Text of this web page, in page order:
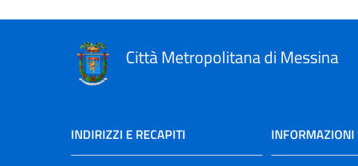
Città Metropolitana di Messina
INDIRIZZI E RECAPITI INFORMAZIONI